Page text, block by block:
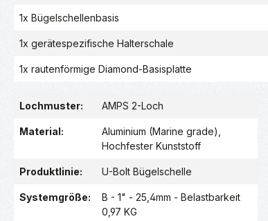
1x Bügelschellenbasis
1x gerätespezifische Halterschale
1x rautenförmige Diamond-Basisplatte
Lochmuster: AMPS 2-Loch
Material: Aluminium (Marine grade)
Hochfester Kunststoff
Produktlinie: U-Bolt Bügelschelle
Systemgröße:
B - 1" - 25,4mm - Belastbarkeit
0,97 KG